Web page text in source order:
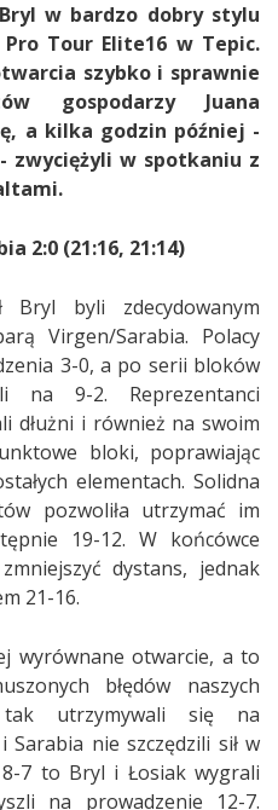
w bardzo dobry stylu
Tour Elite16 w Tepic.
szybko i sprawnie
gospodarzy Juana
a kilka godzin później -
zwyciężyli w spotkaniu z
2:0 (21:16, 21:14)
byli zdecydowanym
Virgen/Sarabia. Polacy
3-0, a po serii bloków
na 9-2. Reprezentanci
dłużni i również na swoim
bloki, poprawiając
elementach. Solidna
pozwoliła utrzymać im
19-12. W końcówce
dystans, jednak
21-16.
wyrównane otwarcie, a to
błędów naszych
utrzymywali się na
nie szczędzili sił w
7 to Bryl i Łosiak wygrali
na prowadzenie 12-7.